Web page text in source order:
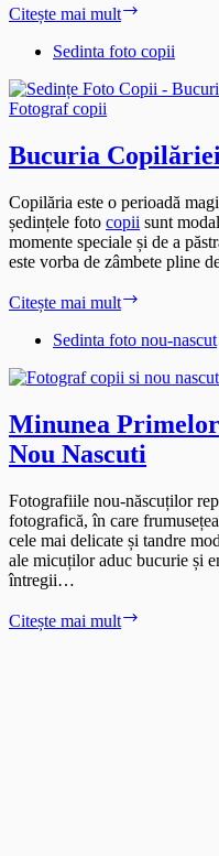
Citește mai mult
București
Îmbrățișând
Unice
Sedinta foto copii
Bucuria
Copilăria este o perioadă
ședințele foto copii sunt
momente speciale și de a
este vorba de zâmbete pline
Citește mai mult
–
Foto
Sedinta foto nou-nascut
Minunea
Nou Nascuti
Fotografiile nou-născuților
fotografică, în care
cele mai delicate și tandre
ale micuților aduc bucurie și
întregii…
Citește mai mult